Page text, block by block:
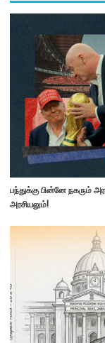
பந்துக்கு பின்னே நகரும்
அரசியலும்!